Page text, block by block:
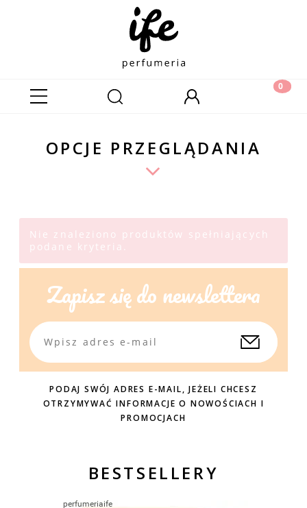
OPCJE PRZEGLĄDANIA
Nie znaleziono produktów spełniających
podane kryteria.
Zapisz się do newslettera
PODAJ SWÓJ ADRES E-MAIL, JEŻELI CHCESZ
OTRZYMYWAĆ INFORMACJE O NOWOŚCIACH I
PROMOCJACH
BESTSELLERY